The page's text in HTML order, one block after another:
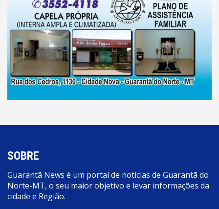
SOBRE
Guarantã News é um portal de notícias de Guarantã do
Norte-MT, o seu maior objetivo e levar informações da
cidade e Região.